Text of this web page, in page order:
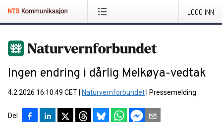
LOGG INN
Ingen endring i dårlig Melkøya-vedtak
4.2.2026 16:10:49 CET Naturvernforbundet Pressemelding
Del